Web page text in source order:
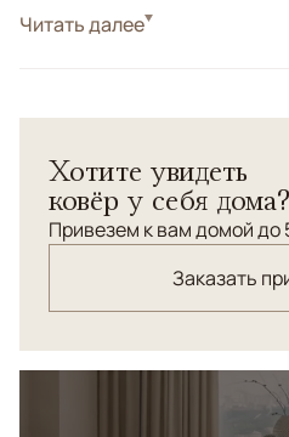
СтильСовременные
в котором мягкая пластика
благородством натуральных
Выполненный вручную из
многослойной
движения и глубины.
ковер становится
он органично вписывается
пространства, добавляя им
Читать далее
Хотите увидеть
ковёр у себя дома?
Привезем к вам домой до
Заказать